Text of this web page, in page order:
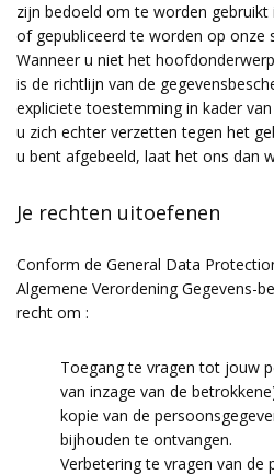
zijn bedoeld om te worden
of gepubliceerd te worden op onze
Wanneer u niet het
is de richtlijn van de
expliciete toestemming in kader
u zich echter verzetten tegen het
u bent afgebeeld, laat het ons dan
Je rechten uitoefenen
Conform de General Data
Algemene Verordening Gegevens-
recht om :
Toegang te vragen tot jouw
van inzage van de
kopie van de
bijhouden te ontvangen.
Verbetering te vragen van de